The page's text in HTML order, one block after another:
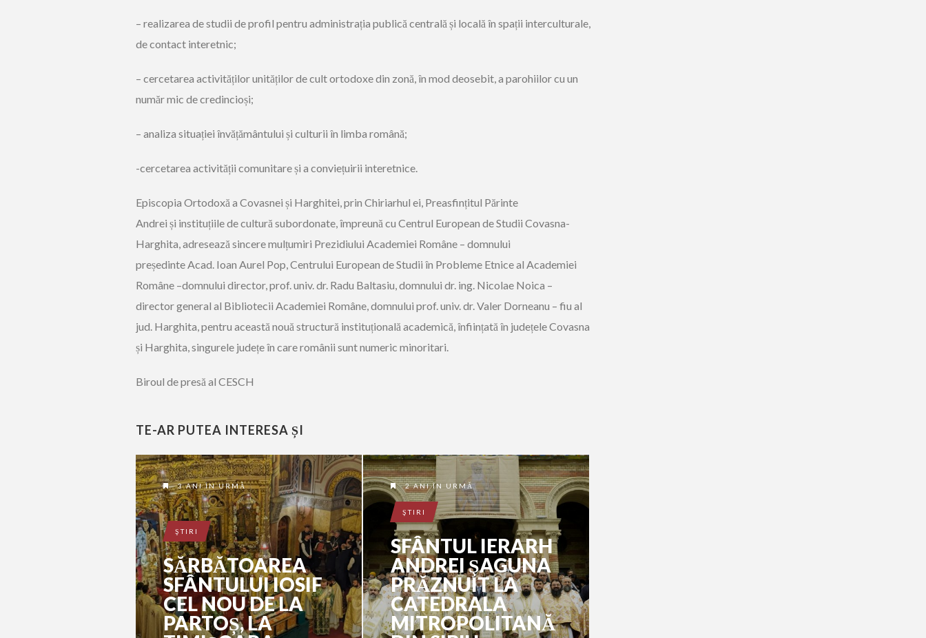
– realizarea de studii de profil pentru administrația publică centrală și locală în spații interculturale,
de contact interetnic;
– cercetarea activităților unităților de cult ortodoxe din zonă, în mod deosebit, a parohiilor cu un
număr mic de credincioși;
– analiza situației învățământului și culturii în limba română;
-cercetarea activității comunitare și a conviețuirii interetnice.
Episcopia Ortodoxă a Covasnei și Harghitei, prin Chiriarhul ei, Preasfințitul Părinte
Andrei și instituțiile de cultură subordonate, împreună cu Centrul European de Studii Covasna-
Harghita, adresează sincere mulțumiri Prezidiului Academiei Române – domnului
președinte Acad. Ioan Aurel Pop, Centrului European de Studii în Probleme Etnice al Academiei
Române –domnului director, prof. univ. dr. Radu Baltasiu, domnului dr. ing. Nicolae Noica –
director general al Bibliotecii Academiei Române, domnului prof. univ. dr. Valer Dorneanu – fiu al
jud. Harghita, pentru această nouă structură instituțională academică, înființată în județele Covasna
și Harghita, singurele județe în care românii sunt numeric minoritari.
Biroul de presă al CESCH
TE-AR PUTEA INTERESA ȘI
3 ANI ÎN URMĂ
ŞTIRI
SĂRBĂTOAREA
SFÂNTULUI IOSIF
CEL NOU DE LA
PARTOȘ, LA
2 ANI ÎN URMĂ
ŞTIRI
SFÂNTUL IERARH
ANDREI ŞAGUNA
PRĂZNUIT LA
CATEDRALA
MITROPOLITANĂ